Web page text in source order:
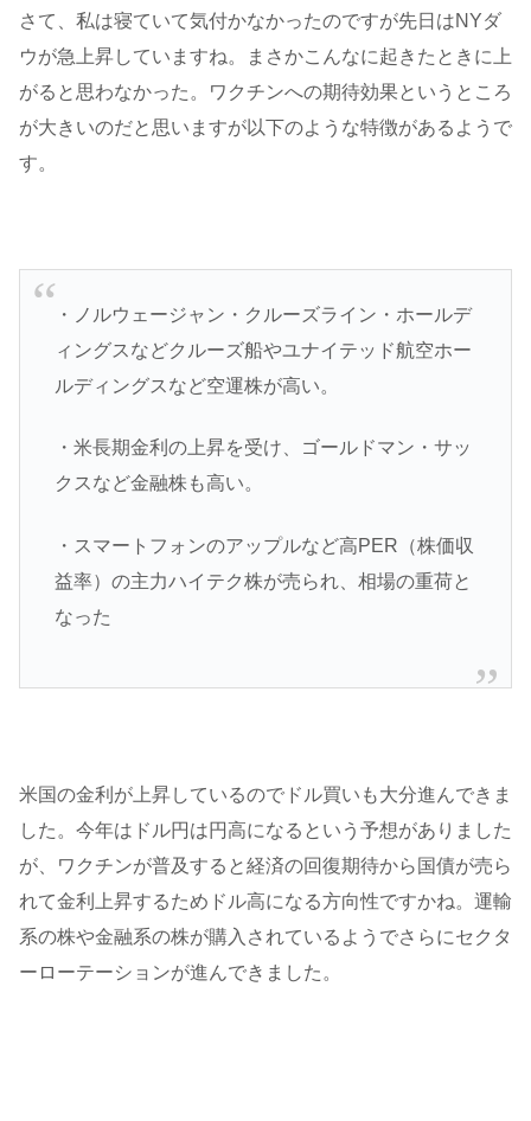
さて、私は寝ていて気付かなかったのですが先日はNYダ
ウが急上昇していますね。まさかこんなに起きたときに上
がると思わなかった。ワクチンへの期待効果というところ
が大きいのだと思いますが以下のような特徴があるようで
す。
・ノルウェージャン・クルーズライン・ホールデ
ィングスなどクルーズ船やユナイテッド航空ホー
ルディングスなど空運株が高い。
・米長期金利の上昇を受け、ゴールドマン・サッ
クスなど金融株も高い。
・スマートフォンのアップルなど高PER（株価収
益率）の主力ハイテク株が売られ、相場の重荷と
なった
米国の金利が上昇しているのでドル買いも大分進んできま
した。今年はドル円は円高になるという予想がありました
が、ワクチンが普及すると経済の回復期待から国債が売ら
れて金利上昇するためドル高になる方向性ですかね。運輸
系の株や金融系の株が購入されているようでさらにセクタ
ーローテーションが進んできました。